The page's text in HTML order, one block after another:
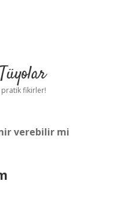
pratik fikirler!
verebilir mi